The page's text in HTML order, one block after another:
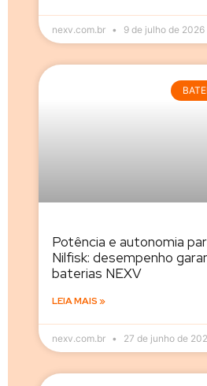
nexv.com.br 9 de julho de 2026
Potência e autonomia
Nilfisk: desempenho
baterias NEXV
LEIA MAIS »
nexv.com.br 27 de junho de